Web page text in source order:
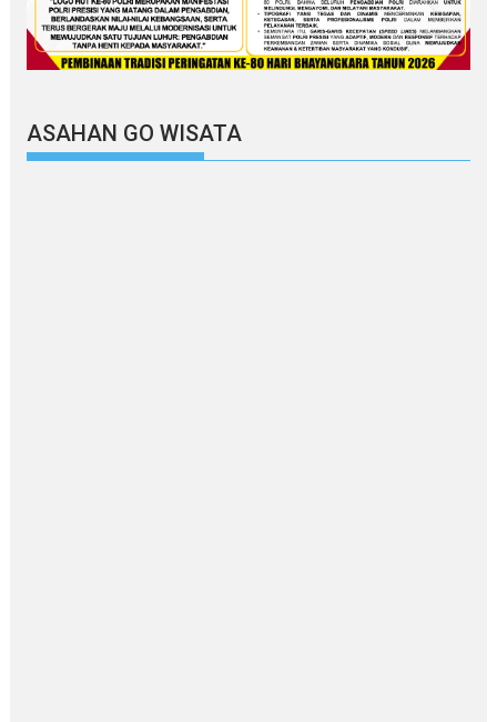
ASAHAN GO WISATA